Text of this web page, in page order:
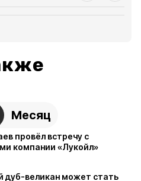
Месяц
провёл встречу с
компании «Лукойл»
дуб-великан может стать